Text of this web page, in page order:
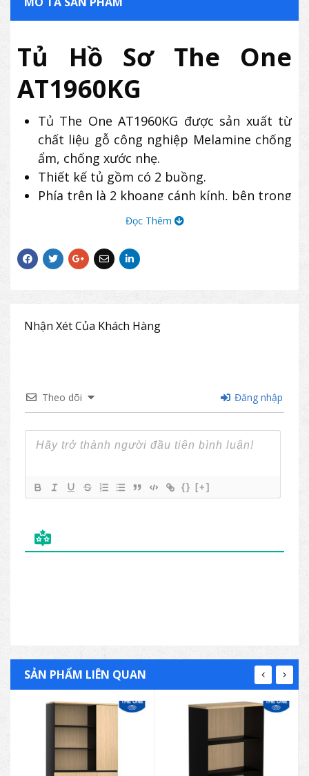
Tủ Hồ Sơ The One
AT1960KG
Tủ The One AT1960KG được sản xuất từ
chất liệu gỗ công nghiệp Melamine chống
ẩm, chống xước nhẹ.
Thiết kế tủ gồm có 2 buồng.
Phía trên là 2 khoang cánh kính, bên trong
có 2 đợt để tài liệu.
Chân tủ có trụ tròn bằng nhựa chịu lực.
Sản phẩm tủ gỗ AT1960KG có thiết kế hiện
đại, thường được dùng để lưu trữ hồ sơ,
Đọc Thêm
Nhận Xét Của Khách Hàng
Theo dõi Đăng nhập
{} [+]
SẢN PHẨM LIÊN QUAN